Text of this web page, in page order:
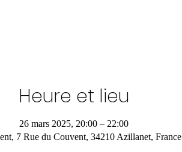
Heure et lieu
26 mars 2025, 20:00 – 22:00
7 Rue du Couvent, 34210 Azillanet, France